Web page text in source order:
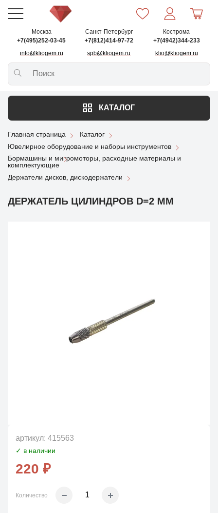
Москва
+7(495)252-03-45
info@kliogem.ru
Санкт-Петербург
+7(812)414-97-72
spb@kliogem.ru
Кострома
+7(4942)344-233
klio@kliogem.ru
КАТАЛОГ
Главная страница
Каталог
Ювелирное оборудование и наборы инструментов
Бормашины и микромоторы, расходные материалы и
комплектующие
Держатели дисков, дискодержатели
ДЕРЖАТЕЛЬ ЦИЛИНДРОВ D=2 ММ
артикул: 415563
✓ в наличии
220 ₽
Количество